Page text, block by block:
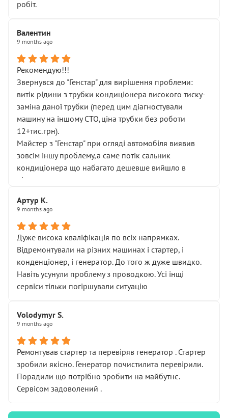
робіт.
Валентин
9 months ago
Рекомендую!!!
Звернувся до "Генстар" для вирішення проблеми:
витік рідини з трубки кондиціонера високого тиску-
заміна даної трубки (перед цим діагностували
машину на іншому СТО,ціна трубки без роботи
12+тис.грн).
Майстер з "Генстар" при огляді автомобіля виявив
зовсім іншу проблему,а саме потік сальник
кондиціонера що набагато дешевше вийшло в
підсумку.
Артур К.
9 months ago
Дуже висока кваліфікація по всіх напрямках.
Відремонтували на різних машинах і стартер, і
конденціонер, і генератор. До того ж дуже швидко.
Навіть усунули проблему з проводкою. Усі інщі
сервіси тільки погіршували ситуацію
Volodymyr S.
9 months ago
Ремонтував стартер та перевіряв генератор . Стартер
зробили якісно. Генератор почистилита перевірили.
Порадили що потрібно зробити на майбутнє.
Сервісом задоволений .